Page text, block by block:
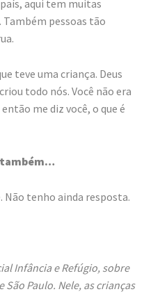
aqui tem muitas
pessoas tão
teve uma criança. Deus
todo nós. Você não era
me diz você, o que é
também…
Não tenho ainda resposta.
Infância e Refúgio, sobre
Paulo. Nele, as crianças